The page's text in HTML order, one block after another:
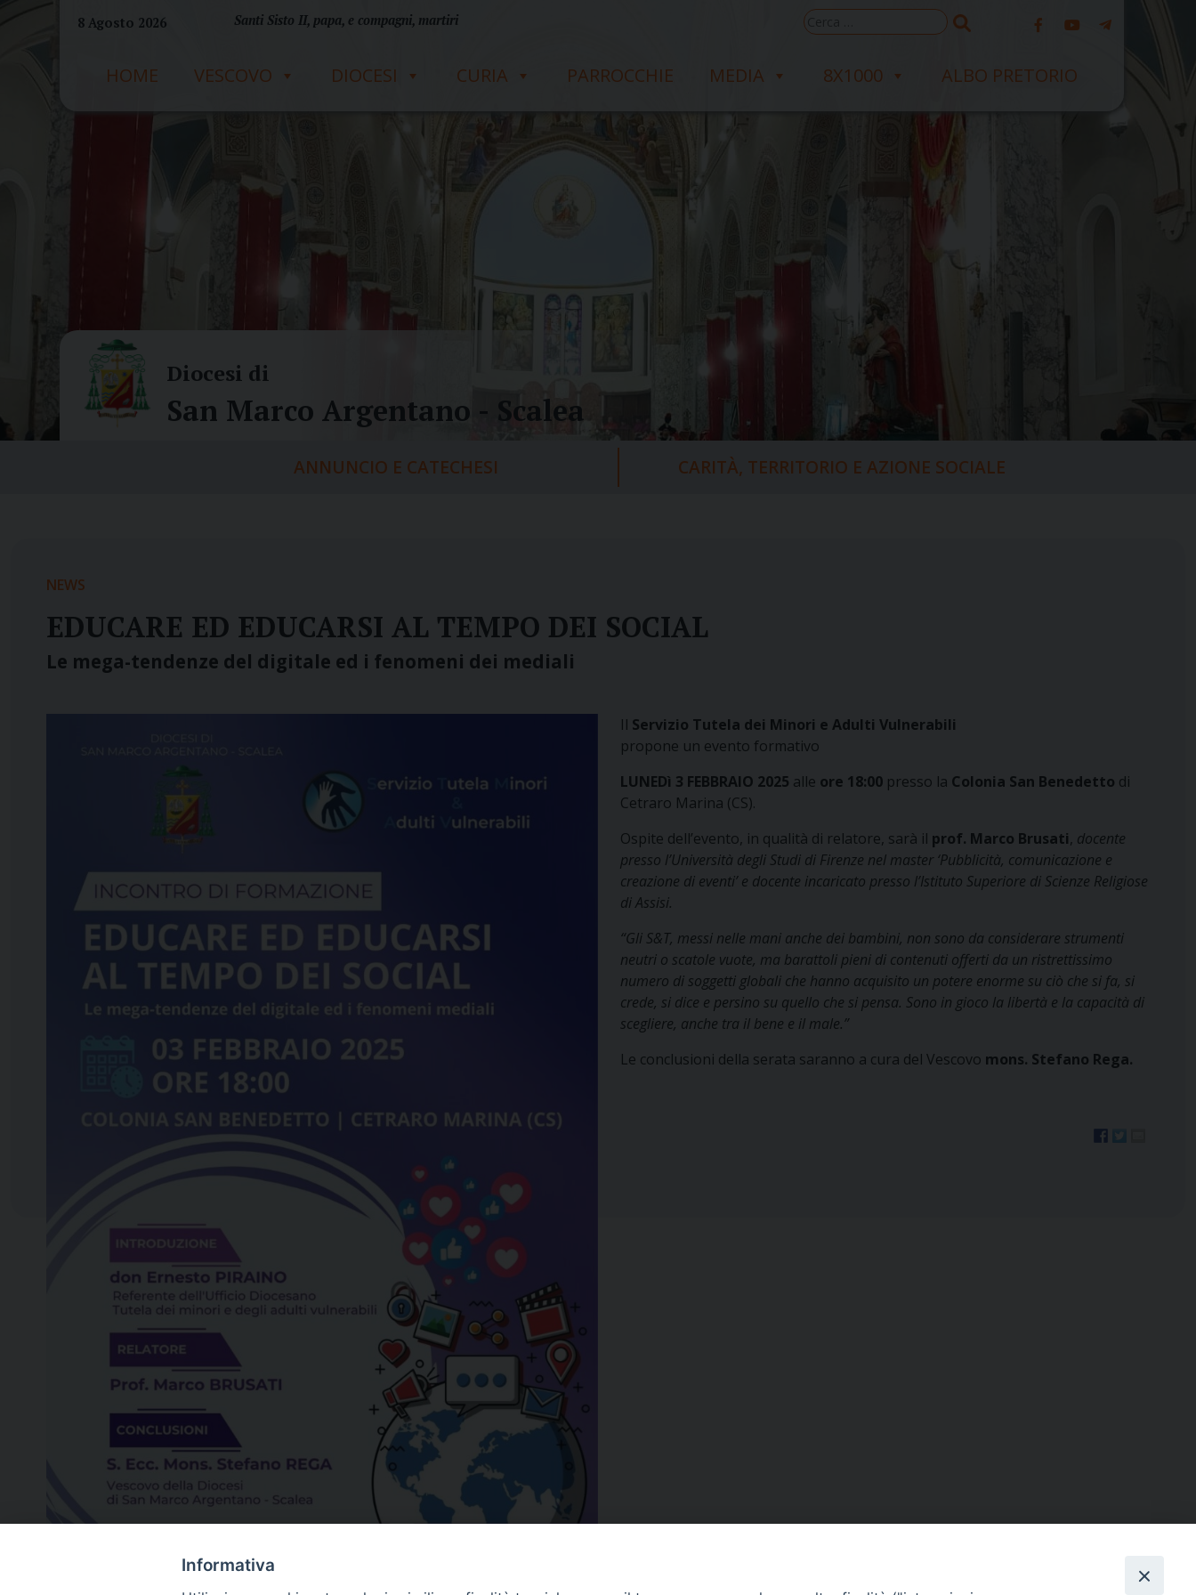
8 Agosto 2026 Santi Sisto II, papa, e compagni, martiri
Ricerca
per:
HOME VESCOVO DIOCESI CURIA PARROCCHIE MEDIA 8X1000 ALBO PRETORIO
Diocesi di
San Marco Argentano - Scalea
ANNUNCIO E CATECHESI CARITÀ, TERRITORIO E AZIONE SOCIALE
NEWS
EDUCARE ED EDUCARSI AL TEMPO DEI SOCIAL
Le mega-tendenze del digitale ed i fenomeni dei mediali
Il Servizio Tutela dei Minori e Adulti Vulnerabili
propone un evento formativo
LUNEDì 3 FEBBRAIO 2025 alle ore 18:00presso la Colonia San Benedetto di
Cetraro Marina (CS).
Ospite dell’evento, in qualità di relatore, sarà il prof. Marco Brusati, docente
presso l’Università degli Studi di Firenze nel master ‘Pubblicità, comunicazione e
creazione di eventi’e docente incaricato presso l’Istituto Superiore di Scienze Religiose
di Assisi.
“Gli S&T, messi nelle mani anche dei bambini, non sono da considerare strumenti
neutri o scatole vuote, ma barattoli pieni di contenuti offerti da un ristrettissimo
numero di soggetti globali che hanno acquisito un potere enorme su ciò che si fa, si
crede, si dice e persino su quello che si pensa. Sono in gioco la libertà e la capacità di
scegliere, anche tra il bene e il male.”
Le conclusioni della serata saranno a cura del Vescovo mons. Stefano Rega.
Informativa